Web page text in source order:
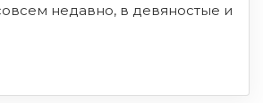
недавно, в девяностые и